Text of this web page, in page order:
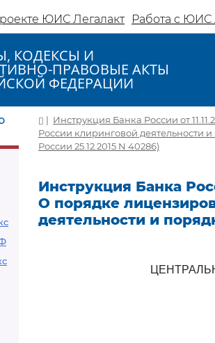
ЮИС Легалакт Работа с ЮИС
КОДЕКСЫ И
ПРАВОВЫЕ АКТЫ
ФЕДЕРАЦИИ
| Инструкция Банка России от
России клиринговой деятельности
России 25.12.2015 N 40286)
Инструкция Банка
О порядке
деятельности и